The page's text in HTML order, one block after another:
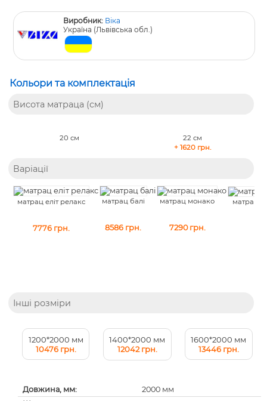
Виробник: Віка
Україна (Львівська обл.)
Кольори та комплектація
Висота матраца (см)
20 см
22 см
+ 1620 грн.
Варіації
матрац еліт релакс
7776 грн.
матрац балі
8586 грн.
матрац монако
7290 грн.
матрац
Інші розміри
1200*2000 мм
10476 грн.
1400*2000 мм
12042 грн.
1600*2000 мм
13446 грн.
Довжина, мм:
2000 мм